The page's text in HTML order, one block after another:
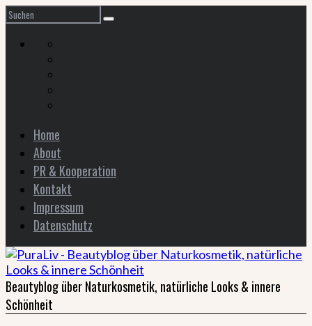
Home
About
PR & Kooperation
Kontakt
Impressum
Datenschutz
Beautyblog über Naturkosmetik, natürliche Looks & innere
Schönheit